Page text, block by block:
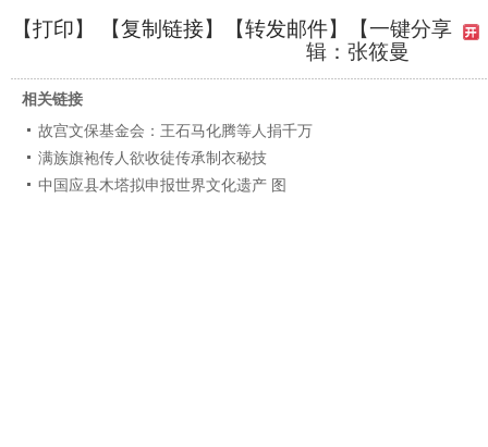
【打印】 【复制链接】【转发邮件】
【一键分享
辑：张筱曼
相关链接
故宫文保基金会：王石马化腾等人捐千万
满族旗袍传人欲收徒传承制衣秘技
中国应县木塔拟申报世界文化遗产 图